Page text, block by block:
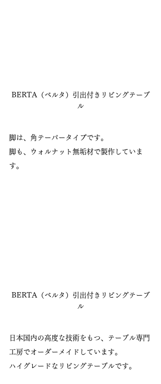
BERTA（ベルタ）引出付きリビングテーブ
ル
脚は、角テーパータイプです。
脚も、ウォルナット無垢材で製作していま
す。
BERTA（ベルタ）引出付きリビングテーブ
ル
日本国内の高度な技術をもつ、テーブル専門
工房でオーダーメイドしています。
ハイグレードなリビングテーブルです。